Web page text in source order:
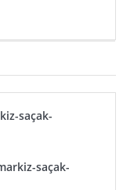
saçak-
saçak-